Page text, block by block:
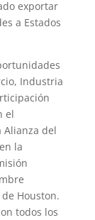
exportar
a Estados
Industria
el
Alianza del
la
Houston.
todos los